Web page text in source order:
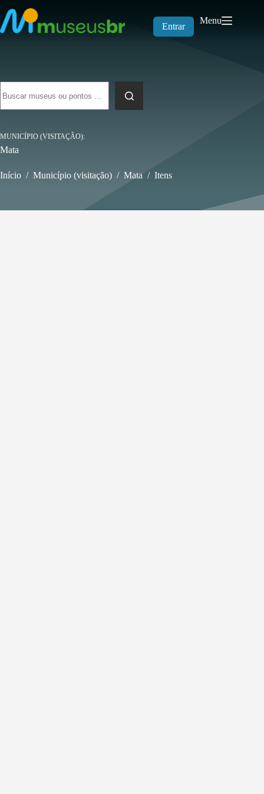
para
o
conteúdo
Entrar
Menu
resultados
MUNICÍPIO (VISITAÇÃO)
Mata
Início / Município (visitação) / Mata / Itens